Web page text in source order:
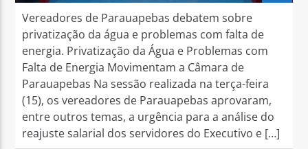
Vereadores de Parauapebas debatem sobre
privatização da água e problemas com falta de
energia. Privatização da Água e Problemas com
Falta de Energia Movimentam a Câmara de
Parauapebas Na sessão realizada na terça-feira
(15), os vereadores de Parauapebas aprovaram,
entre outros temas, a urgência para a análise do
reajuste salarial dos servidores do Executivo e […]